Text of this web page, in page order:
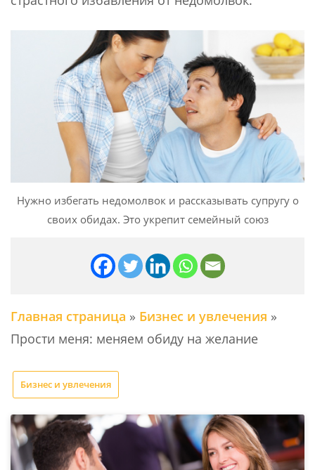
Нужно избегать недомолвок и рассказывать супругу о
своих обидах. Это укрепит семейный союз
Главная страница » Бизнес и увлечения »
Прости меня: меняем обиду на желание
Бизнес и увлечения